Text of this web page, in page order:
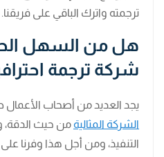
ترجمته واترك الباقي على فريقنا.
هل من السهل
شركة ترجمة
يجد العديد من أصحاب الأعمال
الشركة المثالية من حيث الدقة،
التنفيذ، ومن أجل هذا وفرنا